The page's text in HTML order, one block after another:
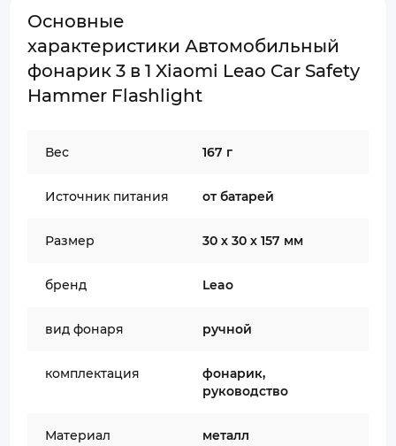
Основные
характеристики Автомобильный
фонарик 3 в 1 Xiaomi Leao Car Safety
Hammer Flashlight
Вес 167 г
Источник питания от батарей
Размер 30 х 30 х 157 мм
бренд Leao
вид фонаря ручной
комплектация
фонарик,
руководство
Материал металл